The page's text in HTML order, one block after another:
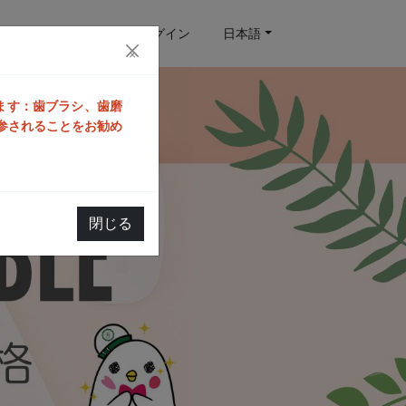
ログイン
日本語
×
す：歯ブラシ、歯磨
されることをお勧め
閉じる